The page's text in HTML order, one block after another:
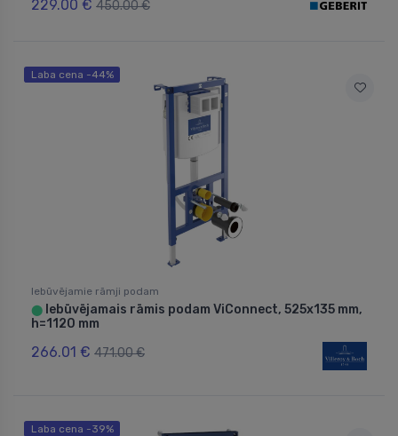
229.00 € 450.00 €
Laba cena -44%
Iebūvējamie rāmji podam
⬤ Iebūvējamais rāmis podam ViConnect, 525x135 mm,
h=1120 mm
266.01 € 471.00 €
Laba cena -39%